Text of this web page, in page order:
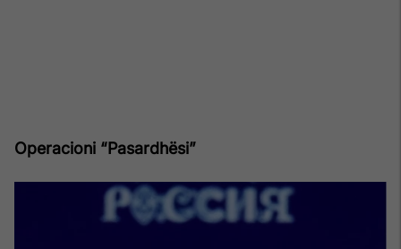
Operacioni “Pasardhësi”